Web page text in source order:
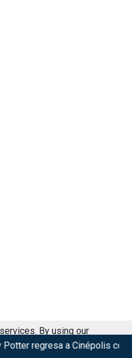
con menú y
By using our
of cookies.
Got it